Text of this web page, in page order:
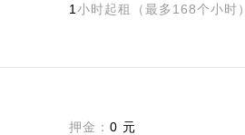
1 小时起租（最多168个小时）
押金： 0 元